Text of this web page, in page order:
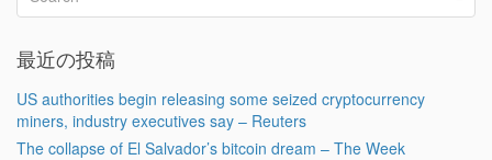
最近の投稿
US authorities begin releasing some seized cryptocurrency
miners, industry executives say – Reuters
The collapse of El Salvador’s bitcoin dream – The Week